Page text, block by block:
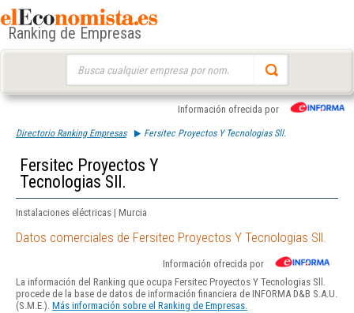
Ranking de Empresas
Información ofrecida por
Directorio Ranking Empresas Fersitec Proyectos Y Tecnologias Sll.
Fersitec Proyectos Y
Tecnologias Sll.
Instalaciones eléctricas | Murcia
Datos comerciales de Fersitec Proyectos Y Tecnologias Sll.
Información ofrecida por
La información del Ranking que ocupa Fersitec Proyectos Y Tecnologias Sll.
procede de la base de datos de información financiera de INFORMA D&B S.A.U.
(S.M.E.). Más información sobre el Ranking de Empresas.